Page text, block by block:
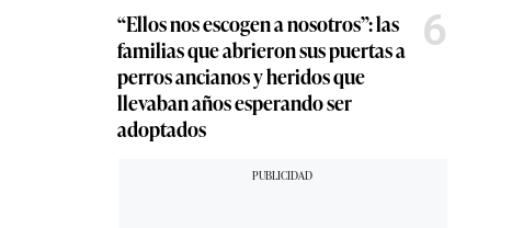
“Ellos nos escogen a nosotros”: las
familias que abrieron sus puertas a
perros ancianos y heridos que
llevaban años esperando ser
adoptados
6